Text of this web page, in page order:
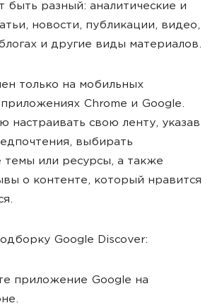
быть разный: аналитические и
новости, публикации, видео,
и другие виды материалов.
только на мобильных
приложениях Chrome и Google.
настраивать свою ленту, указав
выбирать
или ресурсы, а также
о контенте, который нравится
Google Discover:
приложение Google на